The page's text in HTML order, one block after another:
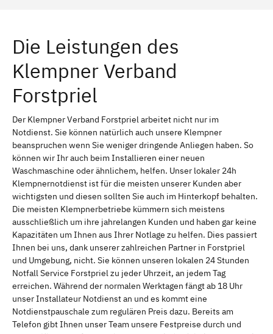
Die Leistungen des
Klempner Verband
Forstpriel
Der Klempner Verband Forstpriel arbeitet nicht nur im
Notdienst. Sie können natürlich auch unsere Klempner
beanspruchen wenn Sie weniger dringende Anliegen haben. So
können wir Ihr auch beim Installieren einer neuen
Waschmaschine oder ähnlichem, helfen. Unser lokaler 24h
Klempnernotdienst ist für die meisten unserer Kunden aber
wichtigsten und diesen sollten Sie auch im Hinterkopf behalten.
Die meisten Klempnerbetriebe kümmern sich meistens
ausschließlich um ihre jahrelangen Kunden und haben gar keine
Kapazitäten um Ihnen aus Ihrer Notlage zu helfen. Dies passiert
Ihnen bei uns, dank unserer zahlreichen Partner in Forstpriel
und Umgebung, nicht. Sie können unseren lokalen 24 Stunden
Notfall Service Forstpriel zu jeder Uhrzeit, an jedem Tag
erreichen. Während der normalen Werktagen fängt ab 18 Uhr
unser Installateur Notdienst an und es kommt eine
Notdienstpauschale zum regulären Preis dazu. Bereits am
Telefon gibt Ihnen unser Team unsere Festpreise durch und